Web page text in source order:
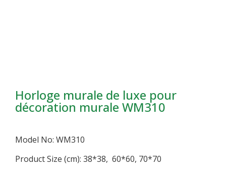
Horloge murale de luxe pour
décoration murale WM310
Model No: WM310
Product Size (cm): 38*38, 60*60, 70*70